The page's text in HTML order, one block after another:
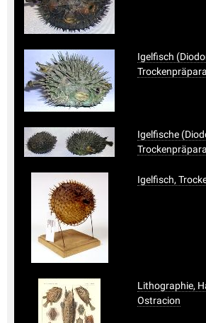
Igelfisch
Igelfische
Igelfisch,
Lithographie,
Ostracion